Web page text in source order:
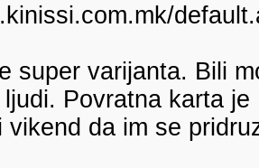
super varijanta. Bili
Povratna karta
vikend da im se